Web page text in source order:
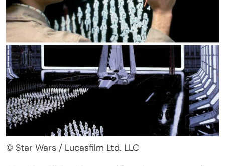
© Star Wars / Lucasfilm Ltd. LLC